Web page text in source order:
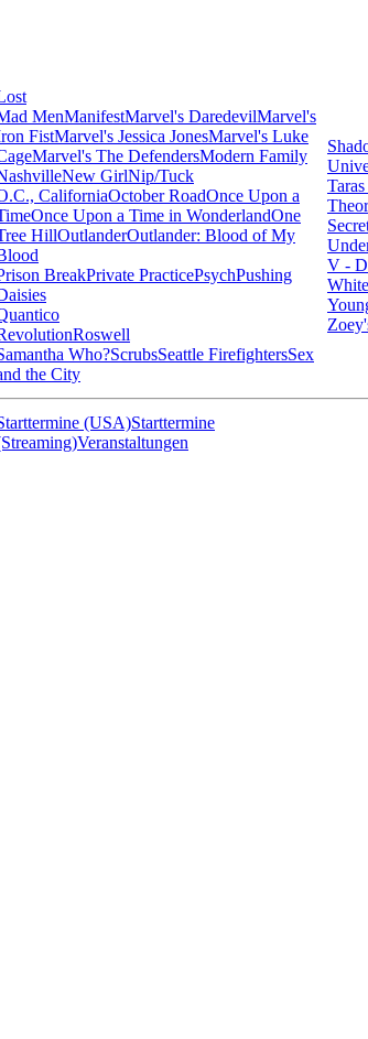
MenManifestMarvel's DaredevilMarvel's
FistMarvel's Jessica JonesMarvel's Luke
Marvel's The DefendersModern Family
New GirlNip/Tuck
CaliforniaOctober RoadOnce Upon a
Once Upon a Time in WonderlandOne
HillOutlanderOutlander: Blood of My
BreakPrivate PracticePsychPushing
Roswell
Who?ScrubsSeattle FirefightersSex
the City
V -
(USA)Starttermine
Veranstaltungen